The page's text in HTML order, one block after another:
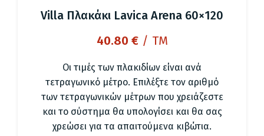
Villa Πλακάκι Lavica Arena 60×120
40.80 €/ TM
Οι τιμές των πλακιδίων είναι ανά
τετραγωνικό μέτρο. Επιλέξτε τον αριθμό
των τετραγωνικών μέτρων που χρειάζεστε
και το σύστημα θα υπολογίσει και θα σας
χρεώσει για τα απαιτούμενα κιβώτια.